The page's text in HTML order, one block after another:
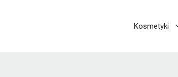
Kosmetyki